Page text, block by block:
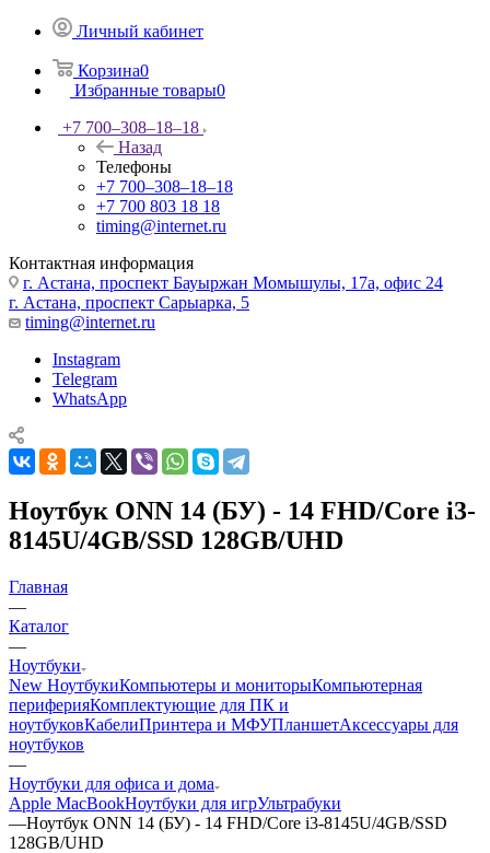
Личный кабинет
Корзина0
Избранные товары0
+7 700‒308‒18‒18
Назад
Телефоны
+7 700‒308‒18‒18
+7 700 803 18 18
timing@internet.ru
Контактная информация
г. Астана, проспект Бауыржан Момышулы, 17а, офис 24
г. Астана, проспект Сарыарка, 5
timing@internet.ru
Instagram
Telegram
WhatsApp
Ноутбук ONN 14 (БУ) - 14 FHD/Core i3-
8145U/4GB/SSD 128GB/UHD
Главная
—
Каталог
—
Ноутбуки
New НоутбукиКомпьютеры и мониторыКомпьютерная
периферияКомплектующие для ПК и
ноутбуковКабелиПринтера и МФУПланшетАксессуары для
ноутбуков
—
Ноутбуки для офиса и дома
Apple MacBookНоутбуки для игрУльтрабуки
—Ноутбук ONN 14 (БУ) - 14 FHD/Core i3-8145U/4GB/SSD
128GB/UHD